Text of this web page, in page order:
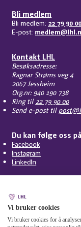
Bli medlem
Bli medlem: 22 79 90 00
E-post:
Kontakt LHL
Besøksadresse:
Ragnar Strøms veg 4
2067 Jessheim
Org.nr: 940 190 738
Ring til 22 79 90 00
Send e-post til
Du kan følge oss på
Facebook
Instagram
LinkedIn
Vi bruker cookies
Vi bruker cookies for å